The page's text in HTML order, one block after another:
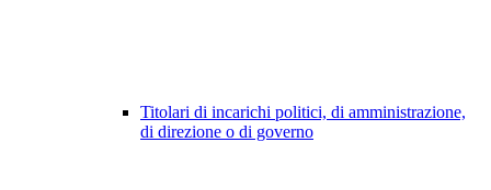
Titolari di incarichi politici, di amministrazione,
di direzione o di governo